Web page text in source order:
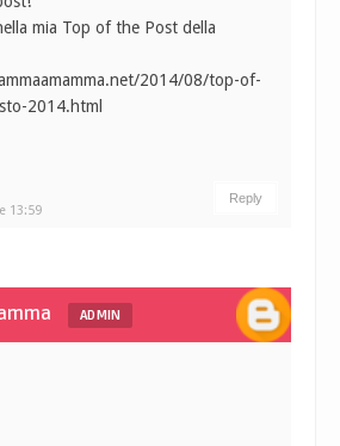
13:59
mia Top of the Post della
2014/08/top-of-
2014.html
Reply
ADMIN